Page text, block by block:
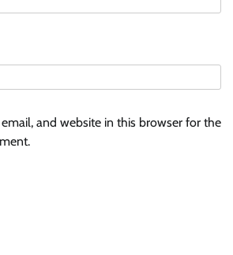
and website in this browser for the